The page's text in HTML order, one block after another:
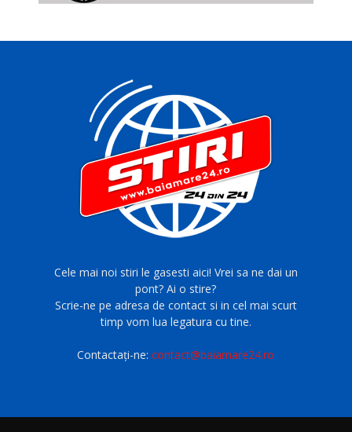
Cele mai noi stiri le gasesti aici! Vrei sa ne dai un
pont? Ai o stire?
Scrie-ne pe adresa de contact si in cel mai scurt
timp vom lua legatura cu tine.
Contactați-ne:contact@baiamare24.ro